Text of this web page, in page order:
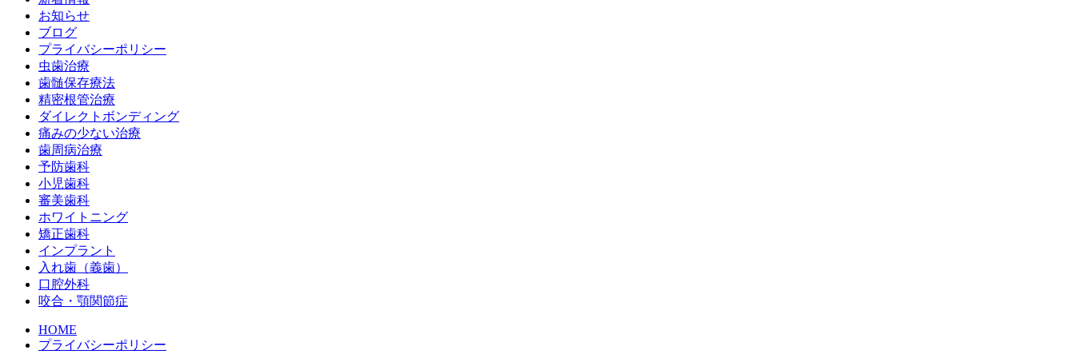
お知らせ
ブログ
プライバシーポリシー
虫歯治療
歯髄保存療法
精密根管治療
ダイレクトボンディング
痛みの少ない治療
歯周病治療
予防歯科
小児歯科
審美歯科
ホワイトニング
矯正歯科
インプラント
入れ歯（義歯）
口腔外科
咬合・顎関節症
HOME
プライバシーポリシー